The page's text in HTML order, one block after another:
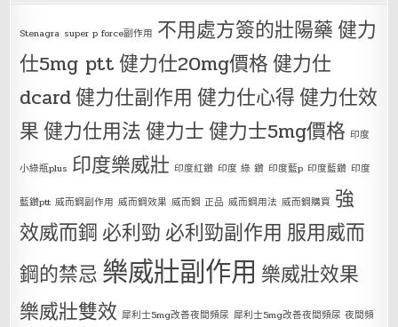
Stenagra super p force副作用 不用處方簽的壯陽藥健力
仕5mg ptt健力仕20mg價格健力仕
dcard健力仕副作用 健力仕心得健力仕效
果健力仕用法健力士健力士5mg價格 印度
小綠瓶plus 印度樂威壯 印度紅鑽 印度 綠 鑽 印度藍p 印度藍鑽 印度
藍鑽ptt 威而鋼副作用 威而鋼效果 威而鋼 正品 威而鋼用法 威而鋼購買 強
效威而鋼 必利勁 必利勁副作用 服用威而
鋼的禁忌 樂威壯副作用 樂威壯效果
樂威壯雙效 犀利士5mg改善夜間頻尿 犀利士5mg改善夜間頻尿 夜間頻